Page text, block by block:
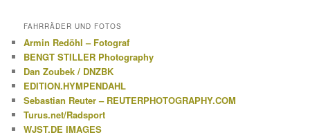
FAHRRÄDER UND FOTOS
Armin Redöhl – Fotograf
BENGT STILLER Photography
Dan Zoubek / DNZBK
EDITION.HYMPENDAHL
Sebastian Reuter – REUTERPHOTOGRAPHY.COM
Turus.net/Radsport
WJST.DE IMAGES